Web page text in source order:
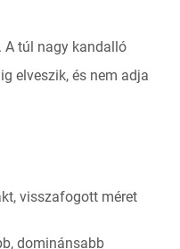
A túl nagy kandalló
elveszik, és nem adja
visszafogott méret
dominánsabb